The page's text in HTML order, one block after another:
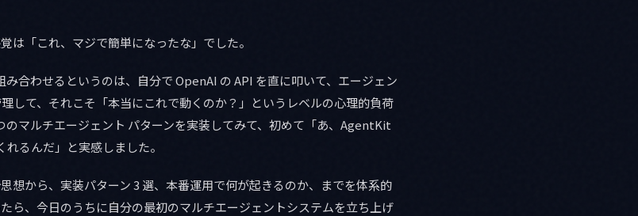
は「これ、マジで簡単になったな」でした。
合わせるというのは、自分で OpenAI の API を直に叩いて、エージェン
して、それこそ「本当にこれで動くのか？」というレベルの心理的負荷
マルチエージェント パターンを実装してみて、初めて「あ、AgentKit
るんだ」と実感しました。
想から、実装パターン 3 選、本番運用で何が起きるのか、までを体系的
ら、今日のうちに自分の最初のマルチエージェントシステムを立ち上げ